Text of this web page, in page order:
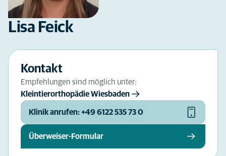
Lisa Feick
Kontakt
Empfehlungen sind möglich unter:
Kleintierorthopädie Wiesbaden
Klinik anrufen: +49 6122 535 73 0
Überweiser-Formular